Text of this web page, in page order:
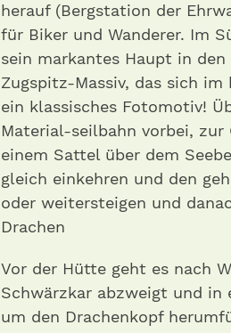
herauf (Bergstation der
für Biker und Wanderer. Im
sein markantes Haupt in
Zugspitz-Massiv, das sich im
ein klassisches Fotomotiv!
Material-seilbahn vorbei, zur
einem Sattel über dem
gleich einkehren und den
oder weitersteigen und
Drachen
Vor der Hütte geht es nach
Schwärzkar abzweigt und in
um den Drachenkopf